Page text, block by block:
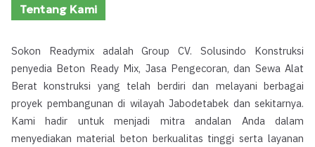
Tentang Kami
Sokon Readymix adalah Group CV. Solusindo Konstruksi
penyedia Beton Ready Mix, Jasa Pengecoran, dan Sewa Alat
Berat konstruksi yang telah berdiri dan melayani berbagai
proyek pembangunan di wilayah Jabodetabek dan sekitarnya.
Kami hadir untuk menjadi mitra andalan Anda dalam
menyediakan material beton berkualitas tinggi serta layanan